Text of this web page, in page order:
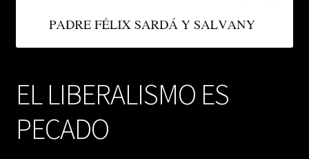
EL LIBERALISMO ES
PECADO